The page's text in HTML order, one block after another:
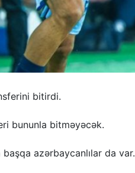
bitirdi.
bununla bitməyəcək.
başqa azərbaycanlılar da var.